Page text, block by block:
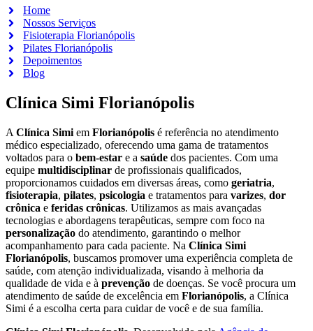
Home
Nossos Serviços
Fisioterapia Florianópolis
Pilates Florianópolis
Depoimentos
Blog
Clínica Simi Florianópolis
A Clínica Simi em Florianópolis é referência no atendimento
médico especializado, oferecendo uma gama de tratamentos
voltados para o bem-estar e a saúde dos pacientes. Com uma
equipe multidisciplinar de profissionais qualificados,
proporcionamos cuidados em diversas áreas, como geriatria,
fisioterapia, pilates, psicologia e tratamentos para varizes, dor
crônica e feridas crônicas. Utilizamos as mais avançadas
tecnologias e abordagens terapêuticas, sempre com foco na
personalização do atendimento, garantindo o melhor
acompanhamento para cada paciente. Na Clínica Simi
Florianópolis, buscamos promover uma experiência completa de
saúde, com atenção individualizada, visando à melhoria da
qualidade de vida e à prevenção de doenças. Se você procura um
atendimento de saúde de excelência em Florianópolis, a Clínica
Simi é a escolha certa para cuidar de você e de sua família.